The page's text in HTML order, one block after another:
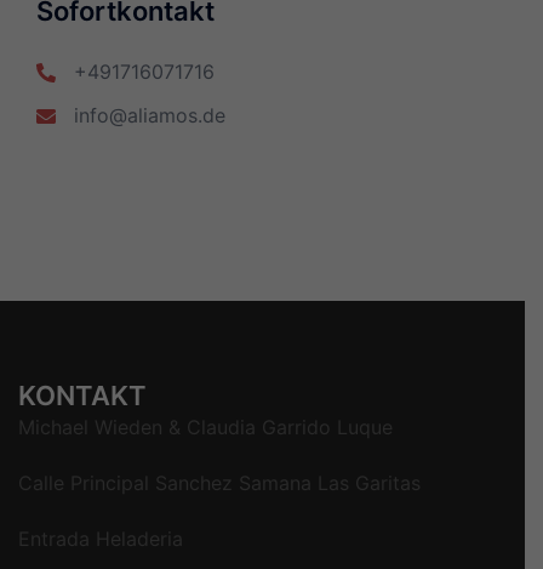
Sofortkontakt
+491716071716
info@aliamos.de
KONTAKT
Michael Wieden & Claudia Garrido Luque
Calle Principal Sanchez Samana Las Garitas
Entrada Heladeria